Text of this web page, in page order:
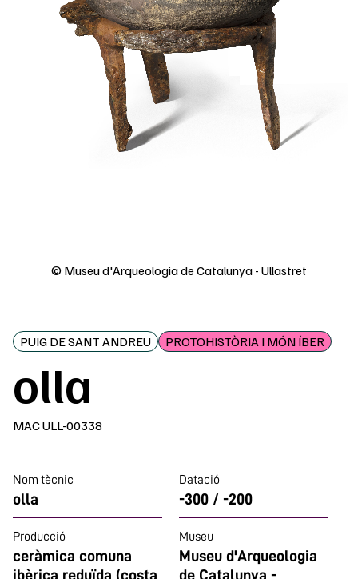
© Museu d'Arqueologia de Catalunya - Ullastret
PUIG DE SANT ANDREU PROTOHISTÒRIA I MÓN ÍBER
olla
MAC ULL-00338
Nom tècnic
olla
Datació
-300 / -200
Producció
ceràmica comuna
ibèrica reduïda (costa
Museu
Museu d'Arqueologia
de Catalunya -